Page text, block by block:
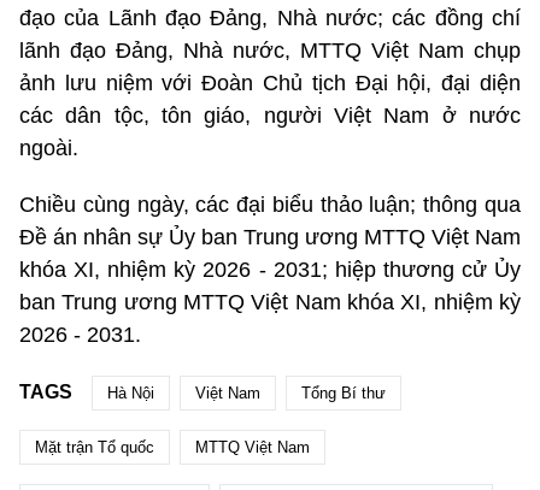
đạo của Lãnh đạo Đảng, Nhà nước; các đồng chí
lãnh đạo Đảng, Nhà nước, MTTQ Việt Nam chụp
ảnh lưu niệm với Đoàn Chủ tịch Đại hội, đại diện
các dân tộc, tôn giáo, người Việt Nam ở nước
ngoài.
Chiều cùng ngày, các đại biểu thảo luận; thông qua
Đề án nhân sự Ủy ban Trung ương MTTQ Việt Nam
khóa XI, nhiệm kỳ 2026 - 2031; hiệp thương cử Ủy
ban Trung ương MTTQ Việt Nam khóa XI, nhiệm kỳ
2026 - 2031.
TAGS Hà Nội Việt Nam Tổng Bí thư
Mặt trận Tổ quốc MTTQ Việt Nam